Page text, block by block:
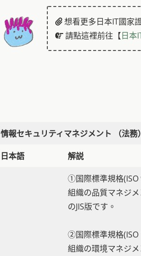
想看更多日本IT國家
請點這裡前往【日本
情報セキュリティマネジメント （法
日本語 解説
①国際標準規格(ISO
組織の品質マネジ
のJIS版です。
②国際標準規格(ISO
組織の環境マネジ